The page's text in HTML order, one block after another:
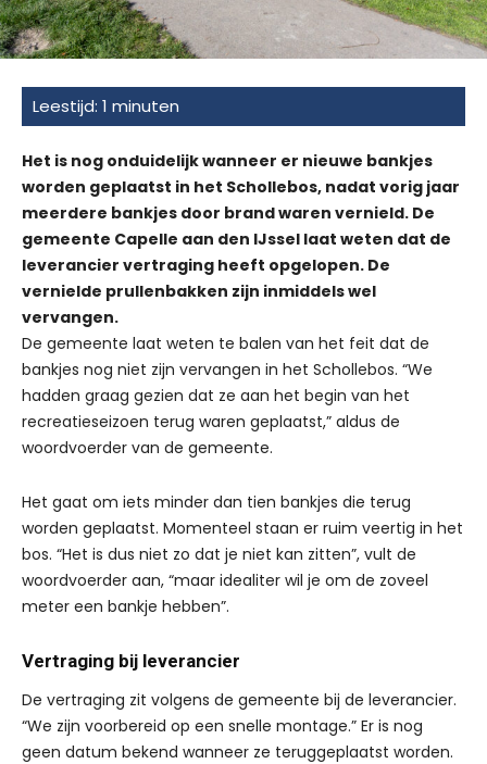
Het is nog onduidelijk wanneer er nieuwe bankjes
worden geplaatst in het Schollebos, nadat vorig jaar
meerdere bankjes door brand waren vernield. De
gemeente Capelle aan den IJssel laat weten dat de
leverancier vertraging heeft opgelopen. De
vernielde prullenbakken zijn inmiddels wel
vervangen.
De gemeente laat weten te balen van het feit dat de
bankjes nog niet zijn vervangen in het Schollebos. “We
hadden graag gezien dat ze aan het begin van het
recreatieseizoen terug waren geplaatst,” aldus de
woordvoerder van de gemeente.
Het gaat om iets minder dan tien bankjes die terug
worden geplaatst. Momenteel staan er ruim veertig in het
bos. “Het is dus niet zo dat je niet kan zitten”, vult de
woordvoerder aan, “maar idealiter wil je om de zoveel
meter een bankje hebben”.
Vertraging bij leverancier
De vertraging zit volgens de gemeente bij de leverancier.
“We zijn voorbereid op een snelle montage.” Er is nog
geen datum bekend wanneer ze teruggeplaatst worden.